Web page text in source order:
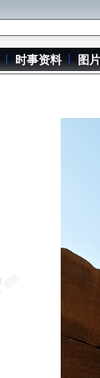
时事资料 图